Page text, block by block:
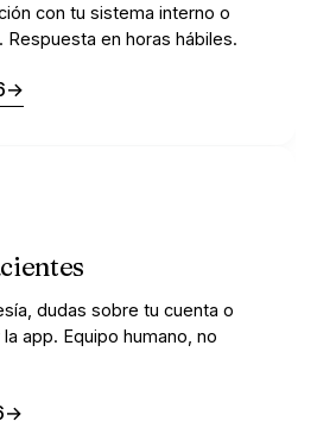
con tu sistema interno o
Respuesta en horas hábiles.
→
dudas sobre tu cuenta o
app. Equipo humano, no
→